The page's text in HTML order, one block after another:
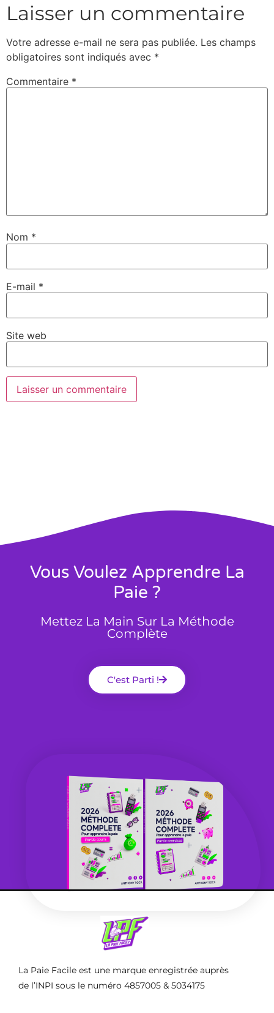
Laisser un commentaire
Votre adresse e-mail ne sera pas publiée. Les champs
obligatoires sont indiqués avec *
Commentaire *
Nom *
E-mail *
Site web
Vous Voulez Apprendre La
Paie ?
Mettez La Main Sur La Méthode
Complète
C'est Parti !
La Paie Facile est une marque enregistrée auprès
de l’INPI sous le numéro 4857005 & 5034175